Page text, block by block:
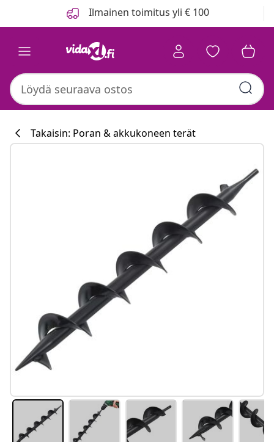
Ilmainen toimitus yli € 100
Takaisin: Poran & akkukoneen terät